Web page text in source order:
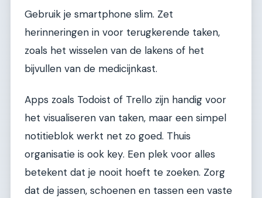
Gebruik je smartphone slim. Zet
herinneringen in voor terugkerende taken,
zoals het wisselen van de lakens of het
bijvullen van de medicijnkast.
Apps zoals Todoist of Trello zijn handig voor
het visualiseren van taken, maar een simpel
notitieblok werkt net zo goed. Thuis
organisatie is ook key. Een plek voor alles
betekent dat je nooit hoeft te zoeken. Zorg
dat de jassen, schoenen en tassen een vaste